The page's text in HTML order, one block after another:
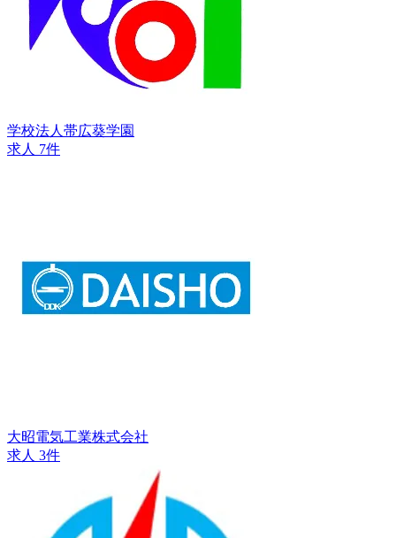
学校法人帯広葵学園
求人 7件
大昭電気工業株式会社
求人 3件